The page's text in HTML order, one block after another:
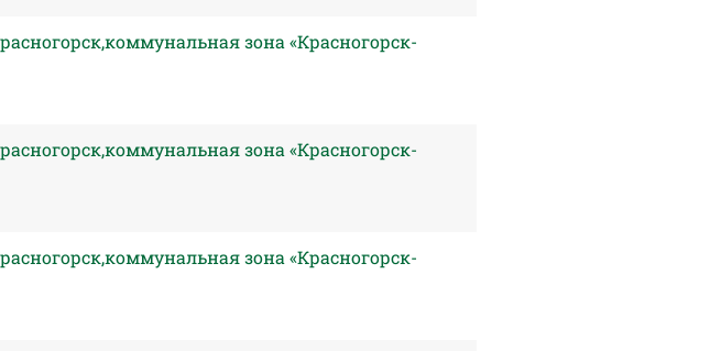
зона «Красногорск-
зона «Красногорск-
зона «Красногорск-